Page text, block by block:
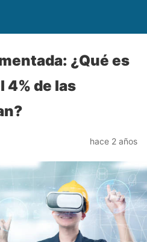
¿Qué es
4% de las
hace 2 años